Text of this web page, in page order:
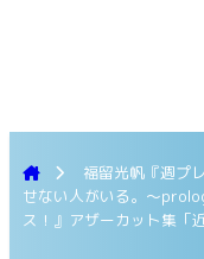
福留光帆『週プ
せない人がいる。〜
ス！』アザーカット集「